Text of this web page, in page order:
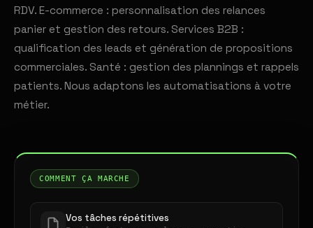
RDV. E-commerce : personnalisation des relances
panier et gestion des retours. Services B2B :
qualification des leads et génération de propositions
commerciales. Santé : gestion des plannings et rappels
patients. Nous adaptons les automatisations à votre
métier.
COMMENT ÇA MARCHE
Vos tâches répétitives